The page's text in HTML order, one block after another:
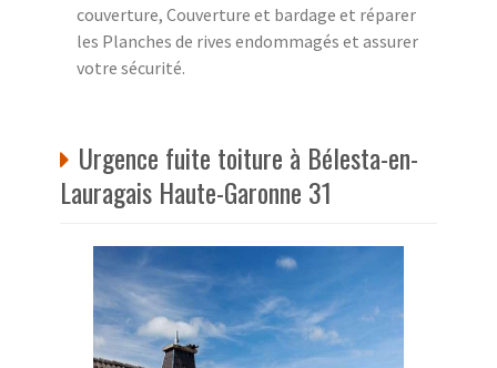
couverture, Couverture et bardage et réparer
les Planches de rives endommagés et assurer
votre sécurité.
Urgence fuite toiture à Bélesta-en-
Lauragais Haute-Garonne 31